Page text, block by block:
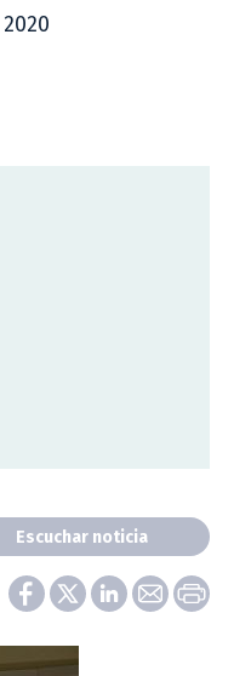
Escuchar noticia